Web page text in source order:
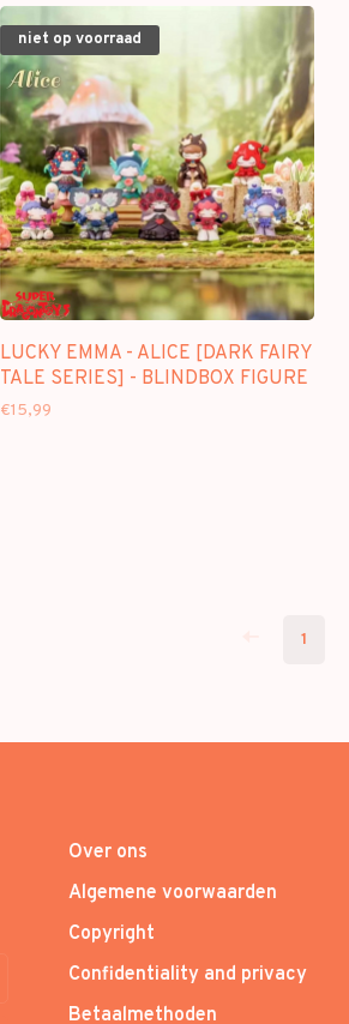
niet op voorraad
LUCKY EMMA - ALICE [DARK FAIRY
TALE SERIES] - BLINDBOX FIGURE
€15,99
1
Over ons
Algemene voorwaarden
Copyright
Confidentiality and privacy
Betaalmethoden